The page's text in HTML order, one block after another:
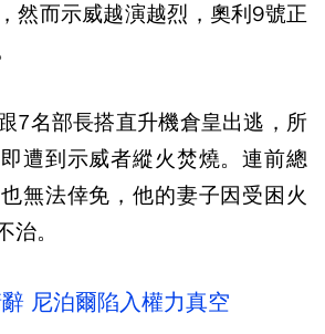
然而示威越演越烈，奧利9號正
7名部長搭直升機倉皇出逃，所
遭到示威者縱火焚燒。連前總
無法倖免，他的妻子因受困火
。
尼泊爾陷入權力真空